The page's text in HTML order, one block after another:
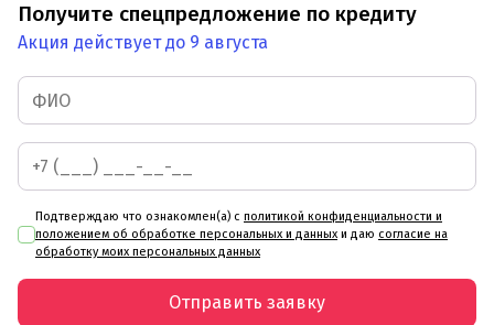
Получите спецпредложение по кредиту
Акция действует до 9 августа
Подтверждаю что ознакомлен(а) с политикой конфиденциальности и
положением об обработке персональных и данных и даю согласие на
обработку моих персональных данных
Отправить заявку